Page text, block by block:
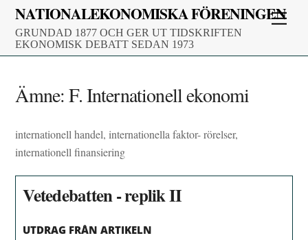
Skip
content
NATIONALEKONOMISKA FÖRENINGEN
GRUNDAD 1877 OCH GER UT TIDSKRIFTEN
EKONOMISK DEBATT SEDAN 1973
Ämne:F. Internationell ekonomi
internationell handel, internationella faktor- rörelser,
internationell finansiering
Vetedebatten - replik II
UTDRAG FRÅN ARTIKELN